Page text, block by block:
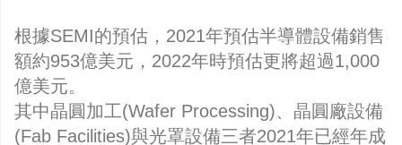
根據SEMI的預估，2021年預估半導體設備銷售
額約953億美元，2022年時預估更將超過1,000
億美元。
其中晶圓加工(Wafer Processing)、晶圓廠設備
(Fab Facilities)與光罩設備三者2021年已經年成